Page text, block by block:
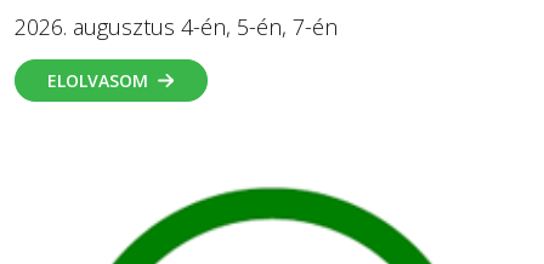
2026. augusztus 4-én, 5-én, 7-én
ELOLVASOM